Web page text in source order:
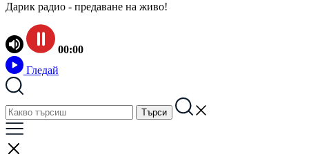
Дарик радио - предаване на живо!
00:00
Гледай